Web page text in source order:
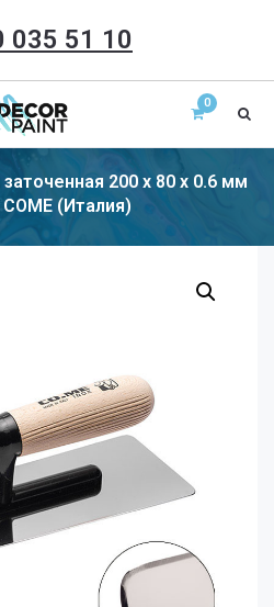
035 51 10
200 х 80 х 0.6 мм
(Италия)